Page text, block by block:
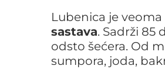
Lubenica je
sastava. Sadrži 85
odsto šećera. Od
sumpora, joda,